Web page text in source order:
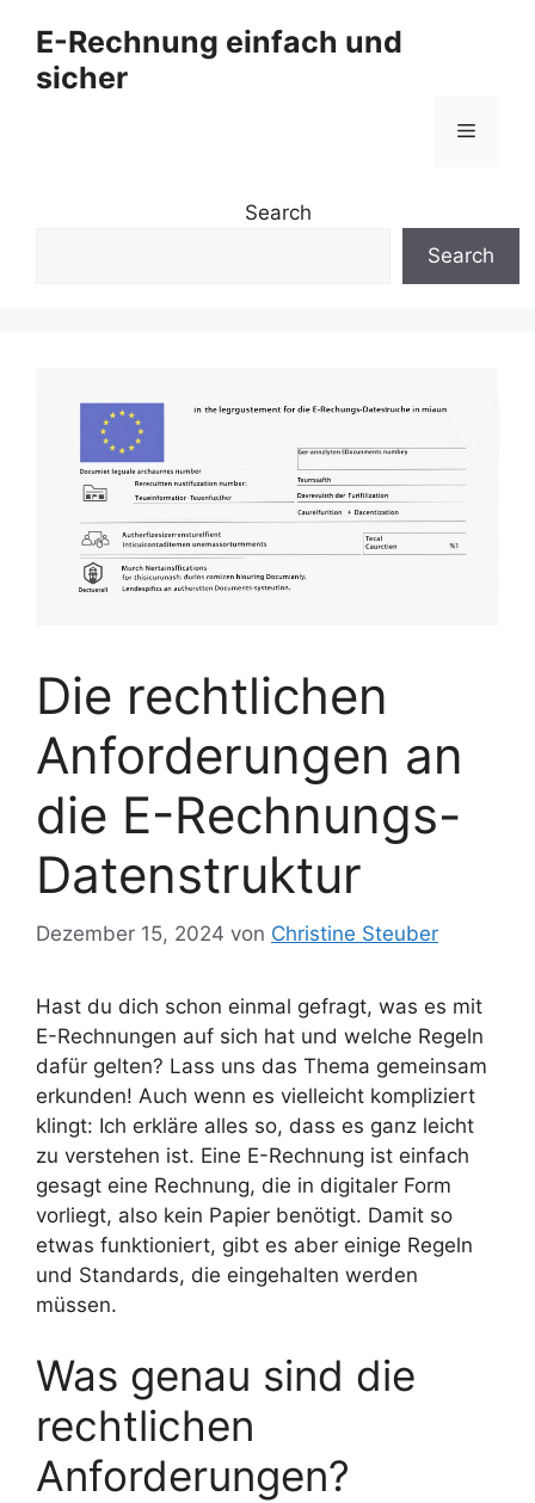
Inhalt
springen
E-Rechnung einfach und
sicher
Menü
Search
Search
Die rechtlichen
Anforderungen an
die E-Rechnungs-
Datenstruktur
Dezember 15, 2024 von Christine Steuber
Hast du dich schon einmal gefragt, was es mit
E-Rechnungen auf sich hat und welche Regeln
dafür gelten? Lass uns das Thema gemeinsam
erkunden! Auch wenn es vielleicht kompliziert
klingt: Ich erkläre alles so, dass es ganz leicht
zu verstehen ist. Eine E-Rechnung ist einfach
gesagt eine Rechnung, die in digitaler Form
vorliegt, also kein Papier benötigt. Damit so
etwas funktioniert, gibt es aber einige Regeln
und Standards, die eingehalten werden
müssen.
Was genau sind die
rechtlichen
Anforderungen?